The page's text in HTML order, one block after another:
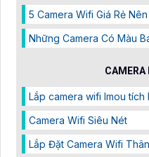
5 Camera Wifi Giá Rẻ
Những Camera Có Màu
CAMERA
Lắp camera wifi Imou
Camera Wifi Siêu Nét
Lắp Đặt Camera Wifi